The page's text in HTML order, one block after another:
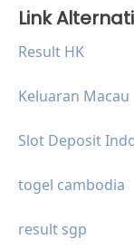
Link
Result HK
Keluaran Macau
Slot Deposit
togel cambodia
result sgp